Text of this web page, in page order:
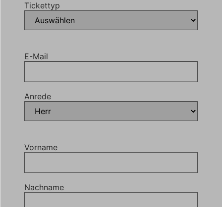
Tickettyp
E-Mail
Anrede
Vorname
Nachname